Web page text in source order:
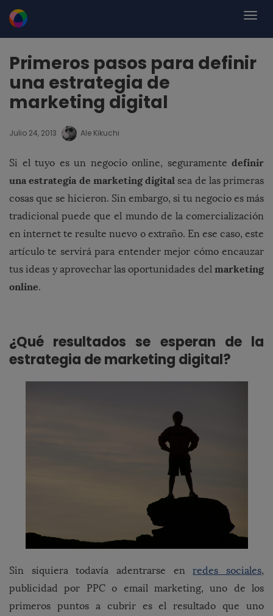
Primeros pasos para definir
una estrategia de
marketing digital
Julio 24, 2013 Ale Kikuchi
Si el tuyo es un negocio online, seguramente definir
una estrategia de marketing digital sea de las primeras
cosas que se hicieron. Sin embargo, si tu negocio es más
tradicional puede que el mundo de la comercialización
en internet te resulte nuevo o extraño. En ese caso, este
artículo te servirá para entender mejor cómo encauzar
tus ideas y aprovechar las oportunidades del marketing
online.
¿Qué resultados se esperan de la
estrategia de marketing digital?
Sin siquiera todavía adentrarse enredes sociales,
publicidad por PPC o email marketing, uno de los
primeros puntos a cubrir es el resultado que uno